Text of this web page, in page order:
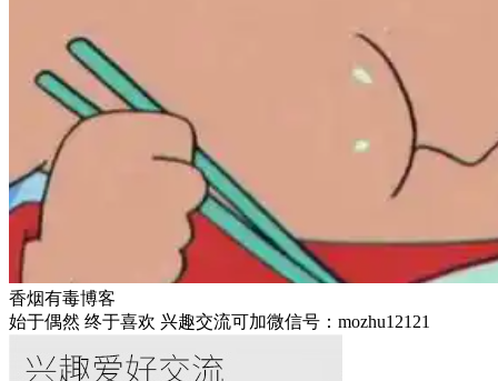
香烟有毒博客
始于偶然 终于喜欢 兴趣交流可加微信号：mozhu12121